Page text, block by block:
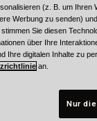
(z. B. um
Werbung zu senden)
Sie diesen
über Ihre
Ihre digitalen Inhalte zu
an.
Nur